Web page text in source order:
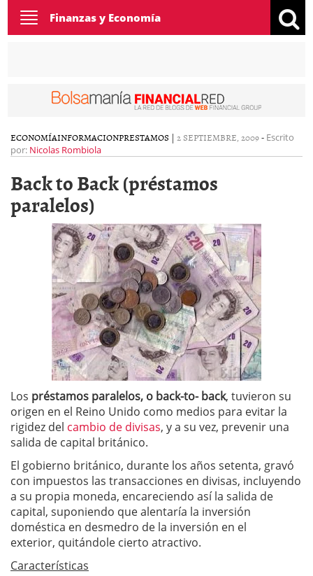
Toggle
navigation
Finanzas y Economía
ECONOMÍAINFORMACIONPRESTAMOS | 2 SEPTIEMBRE, 2009- Escrito
por: Nicolas Rombiola
Back to Back (préstamos
paralelos)
Los préstamos paralelos, o back-to- back, tuvieron su
origen en el Reino Unido como medios para evitar la
rigidez del cambio de divisas, y a su vez, prevenir una
salida de capital británico.
El gobierno británico, durante los años setenta, gravó
con impuestos las transacciones en divisas, incluyendo
a su propia moneda, encareciendo así la salida de
capital, suponiendo que alentaría la inversión
doméstica en desmedro de la inversión en el
exterior, quitándole cierto atractivo.
Características